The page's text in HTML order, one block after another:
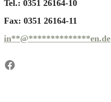
Tel.: 0351 26164-10
Fax: 0351 26164-11
in**@**************en.de
Facebook